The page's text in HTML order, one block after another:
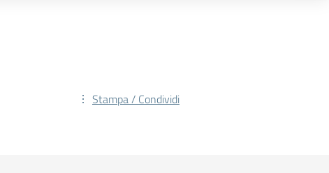
Stampa / Condividi